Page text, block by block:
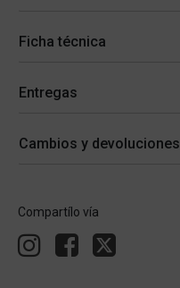
Ficha técnica
Entregas
Cambios y devoluciones
Compartílo vía